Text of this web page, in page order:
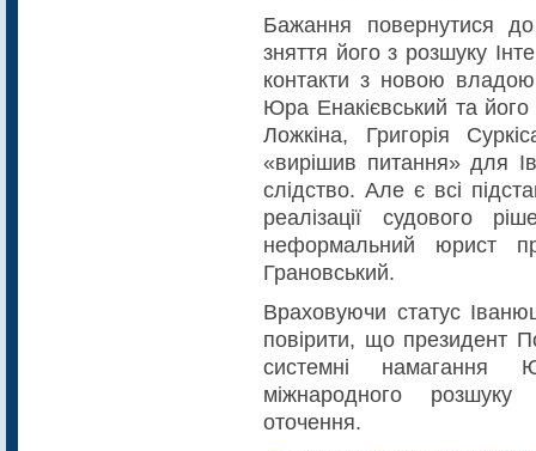
Бажання повернутися
зняття його з розшуку
контакти з новою
Юра Енакієвський та
Ложкіна, Григорія
«вирішив питання» для
слідство. Але є всі
реалізації судового
неформальний юрист
Грановський.
Враховуючи статус
повірити, що президент
системні намагання
міжнародного
оточення.